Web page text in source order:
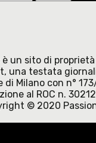
un sito di
una testata
di Milano con n°
al ROC n.
© 2020